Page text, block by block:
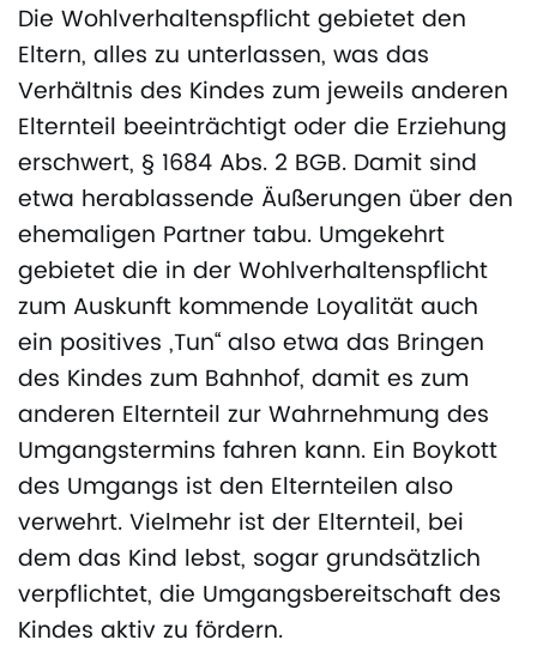
Die Wohlverhaltenspflicht gebietet den
Eltern, alles zu unterlassen, was das
Verhältnis des Kindes zum jeweils anderen
Elternteil beeinträchtigt oder die Erziehung
erschwert, § 1684 Abs. 2 BGB. Damit sind
etwa herablassende Äußerungen über den
ehemaligen Partner tabu. Umgekehrt
gebietet die in der Wohlverhaltenspflicht
zum Auskunft kommende Loyalität auch
ein positives „Tun“ also etwa das Bringen
des Kindes zum Bahnhof, damit es zum
anderen Elternteil zur Wahrnehmung des
Umgangstermins fahren kann. Ein Boykott
des Umgangs ist den Elternteilen also
verwehrt. Vielmehr ist der Elternteil, bei
dem das Kind lebst, sogar grundsätzlich
verpflichtet, die Umgangsbereitschaft des
Kindes aktiv zu fördern.